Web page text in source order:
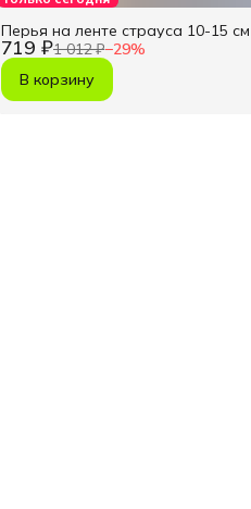
719 ₽1 012 ₽−29%
Перья на ленте страуса 10-15 см
В корзину